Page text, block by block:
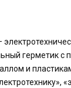
герметик с
и